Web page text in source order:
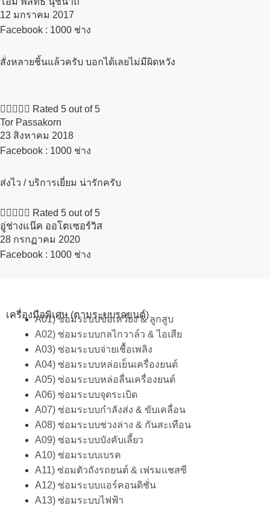
12 มกราคม 2017​
Facebook : 1000 ช่าง
สั่งหลายชิ้นแล้วครับ บอกได้เลยไม่มีผิดหวัง
     Rated 5 out of 5
Tor Passakorn
23 สิงหาคม 2018​
Facebook : 1000 ช่าง
ส่งไว / บริการเยี่ยม น่ารักครับ
     Rated 5 out of 5
อู่ช่างแน๊ค ออโตเซอร์วิส
28 กรกฏาคม 2020​
Facebook : 1000 ช่าง
เครื่องมือพิเศษ (ตามระบบรถยนต์)
A01) ซ่อมระบบข้อเหวี่ยง & ลูกสูบ
A02) ซ่อมระบบกลไกวาล์ว & ไอเสีย
A03) ซ่อมระบบจ่ายเชื้อเพลิง
A04) ซ่อมระบบหล่อเย็นเครื่องยนต์
A05) ซ่อมระบบหล่อลื่นเครื่องยนต์
A06) ซ่อมระบบจุดระเบิด
A07) ซ่อมระบบกำลังส่ง & ขับเคลื่อน
A08) ซ่อมระบบช่วงล่าง & กันสะเทือน
A09) ซ่อมระบบบังคับเลี้ยว
A10) ซ่อมระบบเบรค
A11) ซ่อมตัวถังรถยนต์ & เฟรมแชสซี
A12) ซ่อมระบบแอร์คอนดิชั่น
A13) ซ่อมระบบไฟฟ้า